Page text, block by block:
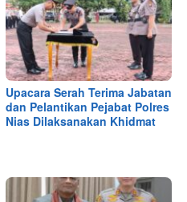
Upacara Serah Terima Jabatan
dan Pelantikan Pejabat Polres
Nias Dilaksanakan Khidmat